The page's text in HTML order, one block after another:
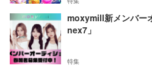
moxymill新メンバー
nex7」
特集